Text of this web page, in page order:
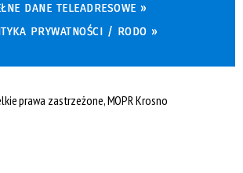
DANE TELEADRESOWE »
PRYWATNOŚCI / RODO »
prawa zastrzeżone, MOPR Krosno